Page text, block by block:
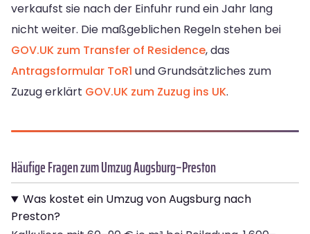
verkaufst sie nach der Einfuhr rund ein Jahr lang
nicht weiter. Die maßgeblichen Regeln stehen bei
GOV.UK zum Transfer of Residence, das
Antragsformular ToR1 und Grundsätzliches zum
Zuzug erklärt GOV.UK zum Zuzug ins UK.
Häufige Fragen zum Umzug Augsburg–Preston
Was kostet ein Umzug von Augsburg nach
Preston?